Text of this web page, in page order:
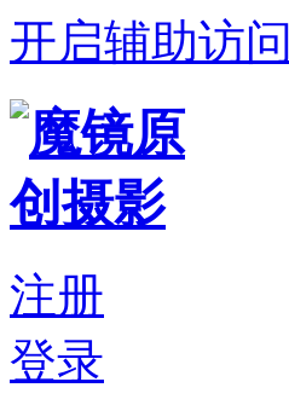
开启辅助访问
注册
登录